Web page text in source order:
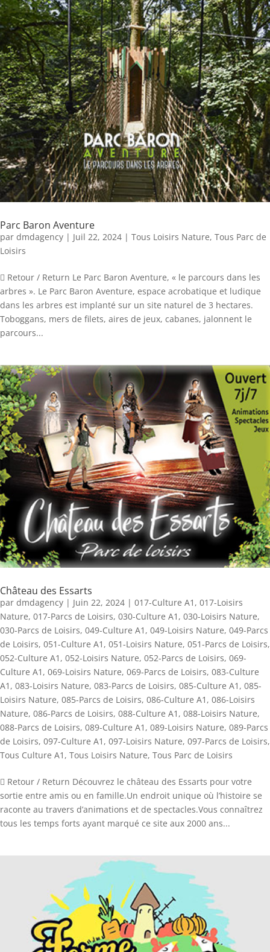
Parc Baron Aventure
par dmdagency | Juil 22, 2024 | Tous Loisirs Nature, Tous Parc de
Loisirs
 Retour / Return ​Le Parc Baron Aventure, « le parcours dans les
arbres ». Le Parc Baron Aventure, espace acrobatique et ludique
dans les arbres est implanté sur un site naturel de 3 hectares.
Toboggans, mers de filets, aires de jeux, cabanes, jalonnent le
parcours...
Château des Essarts
par dmdagency | Juin 22, 2024 | 017-Culture A1 , 017-Loisirs
Nature, 017-Parcs de Loisirs, 030-Culture A1 , 030-Loisirs Nature,
030-Parcs de Loisirs, 049-Culture A1 , 049-Loisirs Nature, 049-Parcs
de Loisirs, 051-Culture A1 , 051-Loisirs Nature, 051-Parcs de Loisirs,
052-Culture A1 , 052-Loisirs Nature, 052-Parcs de Loisirs, 069-
Culture A1 , 069-Loisirs Nature, 069-Parcs de Loisirs, 083-Culture
A1 , 083-Loisirs Nature, 083-Parcs de Loisirs, 085-Culture A1 , 085-
Loisirs Nature, 085-Parcs de Loisirs, 086-Culture A1 , 086-Loisirs
Nature, 086-Parcs de Loisirs, 088-Culture A1 , 088-Loisirs Nature,
088-Parcs de Loisirs, 089-Culture A1 , 089-Loisirs Nature, 089-Parcs
de Loisirs, 097-Culture A1 , 097-Loisirs Nature, 097-Parcs de Loisirs,
Tous Culture A1 , Tous Loisirs Nature, Tous Parc de Loisirs
 Retour / Return Découvrez le château des Essarts pour votre
sortie entre amis ou en famille.Un endroit unique où l’histoire se
raconte au travers d’animations et de spectacles.Vous connaîtrez
tous les temps forts ayant marqué ce site aux 2000 ans...